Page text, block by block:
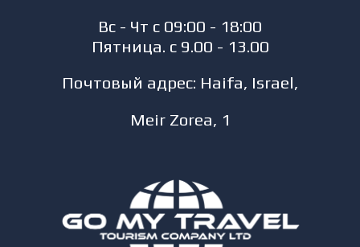
Вс - Чт с 09:00 - 18:00
Пятница. с 9.00 - 13.00
Почтовый адрес: Haifa, Israel,
Meir Zorea, 1